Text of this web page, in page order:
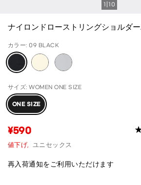
1 10
ナイロンドローストリングショルダ
カラー: 09 BLACK
サイズ: WOMEN ONE SIZE
ONE SIZE
¥590
値下げ, ユニセックス
再入荷通知をご利用いただけます